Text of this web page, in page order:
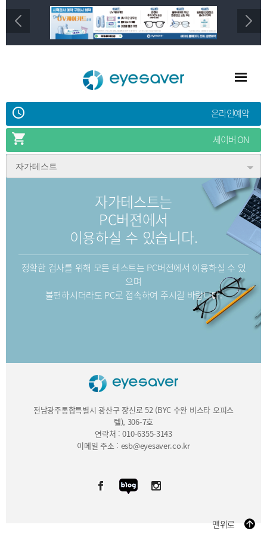
온라인예약
세이버 ON
자가테스트
자가테스트는
PC버젼에서
이용하실 수 있습니다.
정확한 검사를 위해 모든 테스트는 PC버전에서 이용하실 수 있
으며
불편하시더라도 PC로 접속하여 주시길 바랍니다.
전남광주통합특별시 광산구 장신로 52 (BYC 수완 비스타 오피스
텔), 306-7호
연락처 : 010-6355-3143
이메일 주소 : esb@eyesaver.co.kr
맨위로